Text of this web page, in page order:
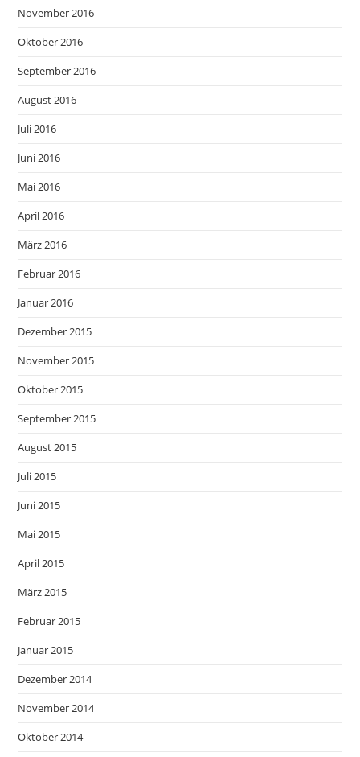
November 2016
Oktober 2016
September 2016
August 2016
Juli 2016
Juni 2016
Mai 2016
April 2016
März 2016
Februar 2016
Januar 2016
Dezember 2015
November 2015
Oktober 2015
September 2015
August 2015
Juli 2015
Juni 2015
Mai 2015
April 2015
März 2015
Februar 2015
Januar 2015
Dezember 2014
November 2014
Oktober 2014